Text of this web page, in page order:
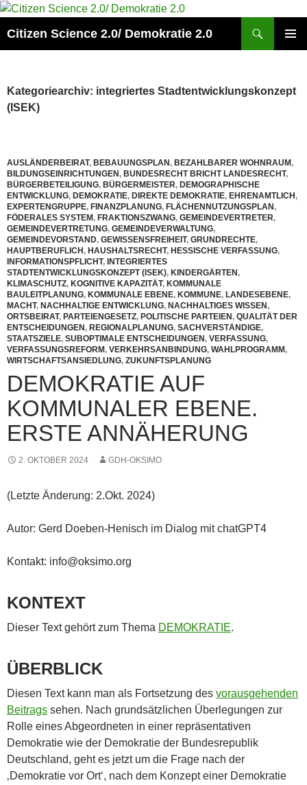
Zum
springen
Citizen Science 2.0/ Demokratie 2.0
Kategoriearchiv: integriertes Stadtentwicklungskonzept
(ISEK)
AUSLÄNDERBEIRAT, BEBAUUNGSPLAN, BEZAHLBARER WOHNRAUM,
BILDUNGSEINRICHTUNGEN, BUNDESRECHT BRICHT LANDESRECHT,
BÜRGERBETEILIGUNG, BÜRGERMEISTER, DEMOGRAPHISCHE
ENTWICKLUNG, DEMOKRATIE, DIREKTE DEMOKRATIE, EHRENAMTLICH,
EXPERTENGRUPPE, FINANZPLANUNG, FLÄCHENNUTZUNGSPLAN,
FÖDERALES SYSTEM, FRAKTIONSZWANG, GEMEINDEVERTRETER,
GEMEINDEVERTRETUNG, GEMEINDEVERWALTUNG,
GEMEINDEVORSTAND, GEWISSENSFREIHEIT, GRUNDRECHTE,
HAUPTBERUFLICH, HAUSHALTSRECHT, HESSISCHE VERFASSUNG,
INFORMATIONSPFLICHT, INTEGRIERTES
STADTENTWICKLUNGSKONZEPT (ISEK), KINDERGÄRTEN,
KLIMASCHUTZ, KOGNITIVE KAPAZITÄT, KOMMUNALE
BAULEITPLANUNG, KOMMUNALE EBENE, KOMMUNE, LANDESEBENE,
MACHT, NACHHALTIGE ENTWICKLUNG, NACHHALTIGES WISSEN,
ORTSBEIRAT, PARTEIENGESETZ, POLITISCHE PARTEIEN, QUALITÄT DER
ENTSCHEIDUNGEN, REGIONALPLANUNG, SACHVERSTÄNDIGE,
STAATSZIELE, SUBOPTIMALE ENTSCHEIDUNGEN, VERFASSUNG,
VERFASSUNGSREFORM, VERKEHRSANBINDUNG, WAHLPROGRAMM,
WIRTSCHAFTSANSIEDLUNG, ZUKUNFTSPLANUNG
DEMOKRATIE AUF
KOMMUNALER EBENE.
ERSTE ANNÄHERUNG
2. OKTOBER 2024 GDH-OKSIMO
(Letzte Änderung: 2.Okt. 2024)
Autor: Gerd Doeben-Henisch im Dialog mit chatGPT4
Kontakt: info@oksimo.org
KONTEXT
Dieser Text gehört zum Thema DEMOKRATIE.
ÜBERBLICK
Diesen Text kann man als Fortsetzung des vorausgehenden
Beitrags sehen. Nach grundsätzlichen Überlegungen zur
Rolle eines Abgeordneten in einer repräsentativen
Demokratie wie der Demokratie der Bundesrepublik
Deutschland, geht es jetzt um die Frage nach der
‚Demokratie vor Ort‘, nach dem Konzept einer Demokratie